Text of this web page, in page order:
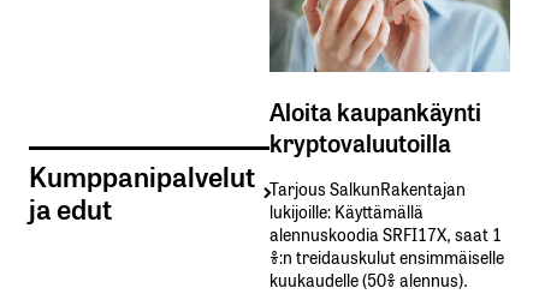
Kumppanipalvelut
ja edut
Aloita kaupankäynti
kryptovaluutoilla
Tarjous SalkunRakentajan
lukijoille: Käyttämällä​ ​
alennuskoodia​ ​SRFI17X,​ ​saat​ ​1
%:n treidauskulut​ ​ensimmäiselle​ ​
kuukaudelle​ ​(50%​ ​alennus).